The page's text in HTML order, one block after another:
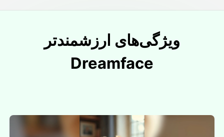
ویژگی‌های ارزشمندتر
Dreamface